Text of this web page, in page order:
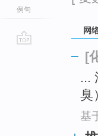
例句
网
[
...
臭
基